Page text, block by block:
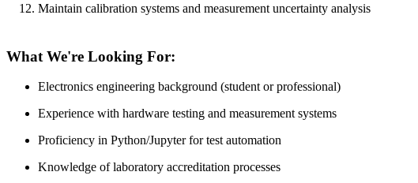
Maintain calibration systems and measurement uncertainty analysis
What We're Looking For:
Electronics engineering background (student or professional)
Experience with hardware testing and measurement systems
Proficiency in Python/Jupyter for test automation
Knowledge of laboratory accreditation processes